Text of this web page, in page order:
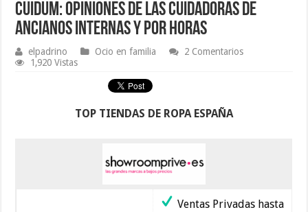
Cuidum: opiniones de las cuidadoras de
ancianos internas y por horas
elpadrino Ocio en familia
2 Comentarios
1,920 Vistas
TOP TIENDAS DE ROPA ESPAÑA
Ventas Privadas hasta